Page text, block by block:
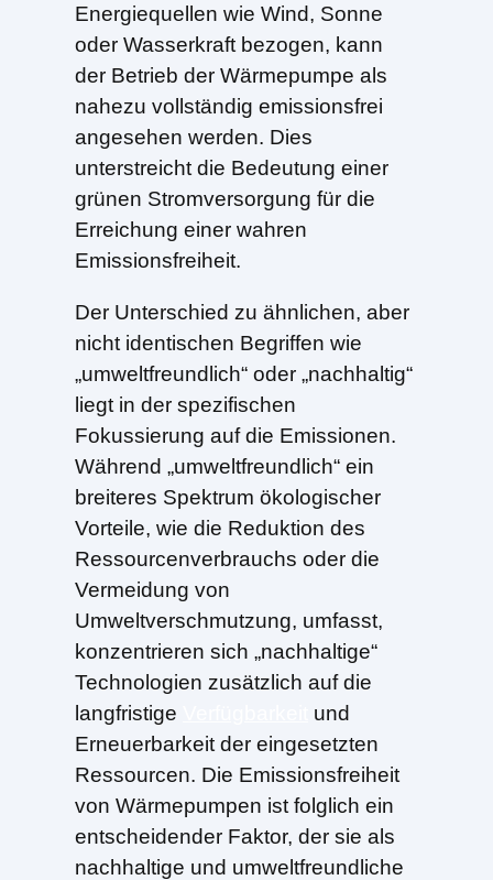
Energiequellen wie Wind, Sonne
oder Wasserkraft bezogen, kann
der Betrieb der Wärmepumpe als
nahezu vollständig emissionsfrei
angesehen werden. Dies
unterstreicht die Bedeutung einer
grünen Stromversorgung für die
Erreichung einer wahren
Emissionsfreiheit.
Der Unterschied zu ähnlichen, aber
nicht identischen Begriffen wie
„umweltfreundlich“ oder „nachhaltig“
liegt in der spezifischen
Fokussierung auf die Emissionen.
Während „umweltfreundlich“ ein
breiteres Spektrum ökologischer
Vorteile, wie die Reduktion des
Ressourcenverbrauchs oder die
Vermeidung von
Umweltverschmutzung, umfasst,
konzentrieren sich „nachhaltige“
Technologien zusätzlich auf die
langfristige
und
Erneuerbarkeit der eingesetzten
Ressourcen. Die Emissionsfreiheit
von Wärmepumpen ist folglich ein
entscheidender Faktor, der sie als
nachhaltige und umweltfreundliche